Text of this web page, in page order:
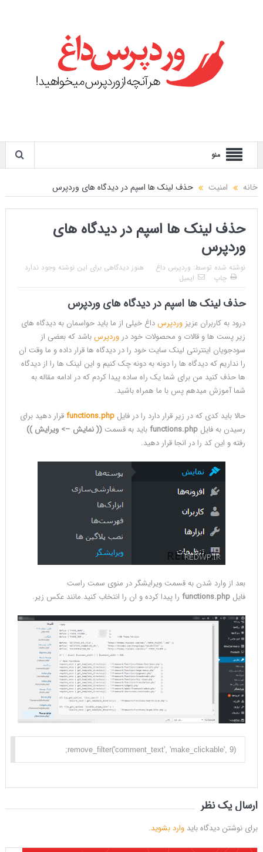
منو
خانه امنیت حذف لینک ها اسپم در دیدگاه های وردپرس
حذف لینک ها اسپم در دیدگاه های
وردپرس
نوشته شده توسط: وردپرس داغ
هنوز دیدگاهی برای این نوشته وجود ندارد
چاپ
ایمیل
حذف لینک ها اسپم در دیدگاه هایوردپرس
درود به کاربران عزیزوردپرسداغ خیلی از ما باید حواسمان به دیدگاه های
زیر پست ها و قالات و محصولات خود دروردپرسباشد که بعضی از
سودجویان اینترنتی لینک سایت خود را در دیدگاه ها قرار داده و ما وقت ان
را نداریم که دیدگاه ها را دونه به دونه چک کنیم و این لینک ها را از دیدگاه
ها حذف کنید من برای شما یک راه ساده پیدا کردم که در ادامه مقاله به
شما آموزش میدهم پس با ما همراه باشید.
حالا باید کدی که در زیر قرار دارد را در فایل functions.phpقرار دهید برای
رسیدن به فایل functions.phpباید به قسمت (( نمایش –> ویرایش ))
رفته و این کد را در انجا قرار دهید.
بعد از وارد شدن به قسمت ویرایشگر در منوی سمت راست
فایل functions.phpرا پیدا کرده و ان را انتخاب کنید.مانند عکس زیر.
remove_filter('comment_text', 'make_clickable', 9);
ارسال یک نظر
برای نوشتن دیدگاه باید وارد بشوید.